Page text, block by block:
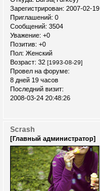
Зарегистрирован: 2007-02-19
Приглашений: 0
Сообщений: 3504
Уважение: +0
Позитив: +0
Пол: Женский
Возраст: 32 [1993-08-29]
Провел на форуме:
8 дней 19 часов
Последний визит:
2008-03-24 20:48:26
Scrash
[Главный администратор]